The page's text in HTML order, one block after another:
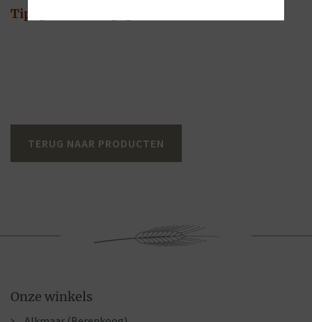
Tip: gebruik bakpapier
TERUG NAAR PRODUCTEN
Onze winkels